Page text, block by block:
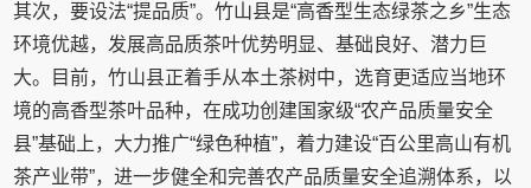
其次，要设法“提品质”。竹山县是“高香型生态绿茶之乡”生态
环境优越，发展高品质茶叶优势明显、基础良好、潜力巨
大。目前，竹山县正着手从本土茶树中，选育更适应当地环
境的高香型茶叶品种，在成功创建国家级“农产品质量安全
县”基础上，大力推广“绿色种植”，着力建设“百公里高山有机
茶产业带”，进一步健全和完善农产品质量安全追溯体系，以